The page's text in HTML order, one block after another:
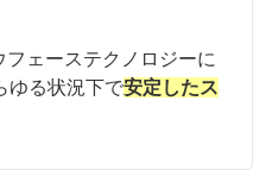
ェーステクノロジーに
ゆる状況下で安定したス